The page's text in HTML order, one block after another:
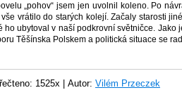
„pohov“ jsem jen uvolnil koleno. Po
vrátilo do starých kolejí. Začaly starosti
ho ubytoval v naší podkrovní světničce.
Těšínska Polskem a politická situace se
1525x | Autor: Vilém Przeczek